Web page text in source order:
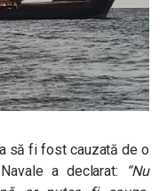
să fi fost cauzată de o
a declarat:
“Nu